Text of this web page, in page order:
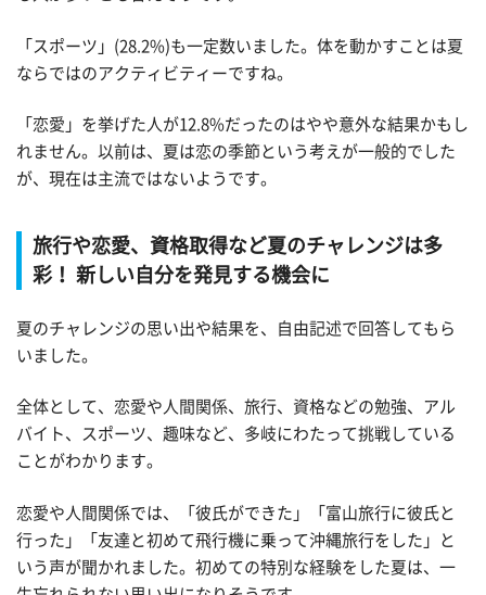
「スポーツ」(28.2%)も一定数いました。体を動かすことは夏
ならではのアクティビティーですね。
「恋愛」を挙げた人が12.8%だったのはやや意外な結果かもし
れません。以前は、夏は恋の季節という考えが一般的でした
が、現在は主流ではないようです。
旅行や恋愛、資格取得など夏のチャレンジは多
彩！ 新しい自分を発見する機会に
夏のチャレンジの思い出や結果を、自由記述で回答してもら
いました。
全体として、恋愛や人間関係、旅行、資格などの勉強、アル
バイト、スポーツ、趣味など、多岐にわたって挑戦している
ことがわかります。
恋愛や人間関係では、「彼氏ができた」「富山旅行に彼氏と
行った」「友達と初めて飛行機に乗って沖縄旅行をした」と
いう声が聞かれました。初めての特別な経験をした夏は、一